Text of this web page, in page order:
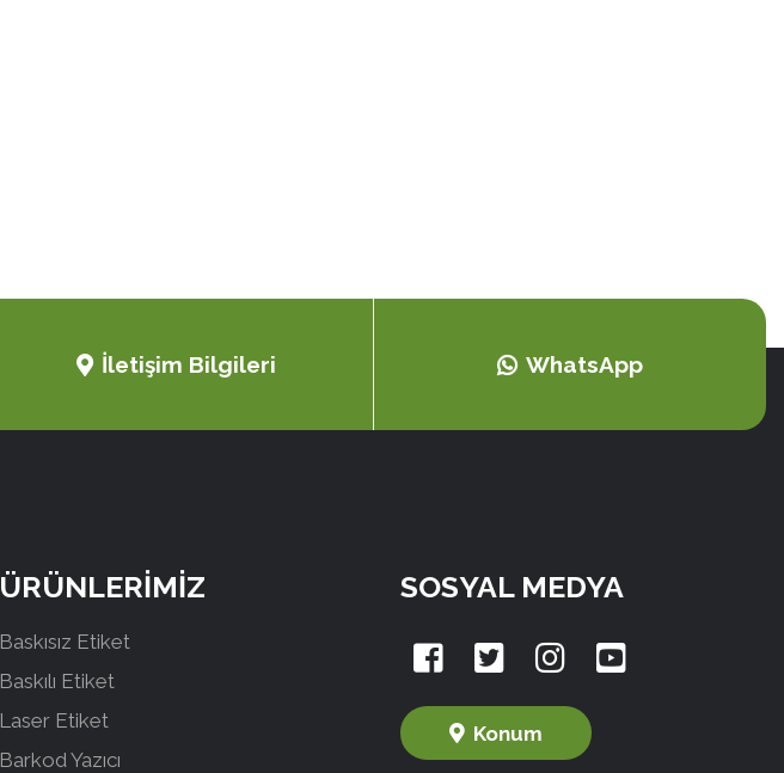
İletişim Bilgileri WhatsApp
ÜRÜNLERİMİZ
Baskısız Etiket
Baskılı Etiket
Laser Etiket
Barkod Yazıcı
SOSYAL MEDYA
Konum